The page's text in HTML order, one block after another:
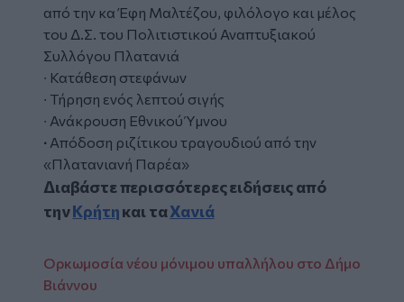
από την κα Έφη Μαλτέζου, φιλόλογο και μέλος
του Δ.Σ. του Πολιτιστικού Αναπτυξιακού
Συλλόγου Πλατανιά
∙ Κατάθεση στεφάνων
∙ Τήρηση ενός λεπτού σιγής
∙ Ανάκρουση Εθνικού Ύμνου
∙ Απόδοση ριζίτικου τραγουδιού από την
«Πλατανιανή Παρέα»
Διαβάστε περισσότερες ειδήσεις από
τηνΚρήτηκαι ταΧανιά
Ορκωμοσία νέου μόνιμου υπαλλήλου στο Δήμο
Βιάννου